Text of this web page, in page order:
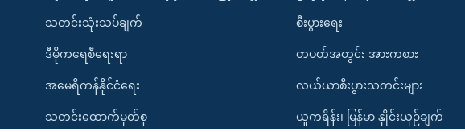
ဘာသာစကားများ
သတင်းသုံးသပ်ချက်
ဒီမိုကရေစီရေးရာ
အမေရိကန်နိုင်ငံရေး
သတင်းထောက်မှတ်စု
စီးပွားရေး
တပတ်အတွင်း အားကစား
လယ်ယာစီးပွားသတင်းများ
ယူကရိန်း၊ မြန်မာ နှိုင်းယှဉ်ချက်